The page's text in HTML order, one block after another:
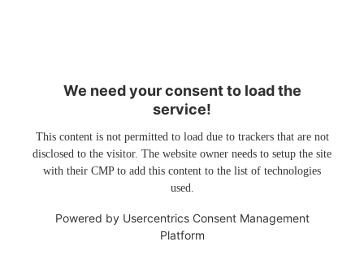
We need your consent to load the
service!
This content is not permitted to load due to trackers that are not
disclosed to the visitor. The website owner needs to setup the site
with their CMP to add this content to the list of technologies
used.
Powered by Usercentrics Consent Management
Platform